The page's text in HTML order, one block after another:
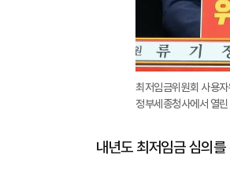
최저임금위원회 사용
정부세종청사에서 열
내년도 최저임금 심의